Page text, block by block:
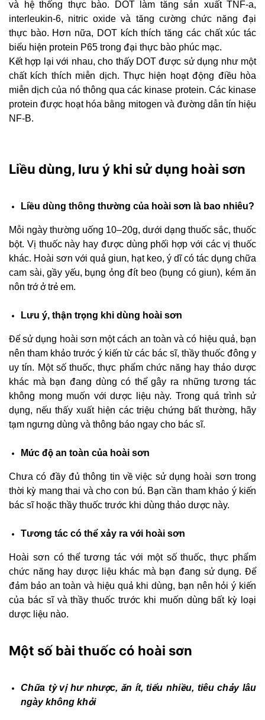
và hệ thống thực bào. DOT làm tăng sản xuất TNF-a,
interleukin-6, nitric oxide và tăng cường chức năng đại
thực bào. Hơn nữa, DOT kích thích tăng các chất xúc tác
biểu hiện protein P65 trong đại thực bào phúc mạc.
Kết hợp lại với nhau, cho thấy DOT được sử dụng như một
chất kích thích miễn dịch. Thực hiện hoạt động điều hòa
miễn dịch của nó thông qua các kinase protein. Các kinase
protein được hoạt hóa bằng mitogen và đường dẫn tín hiệu
NF-B.
Liều dùng, lưu ý khi sử dụng hoài sơn
Liều dùng thông thường của hoài sơn là bao nhiêu?
Mỗi ngày thường uống 10–20g, dưới dạng thuốc sắc, thuốc
bột. Vị thuốc này hay được dùng phối hợp với các vị thuốc
khác. Hoài sơn với quả giun, hạt keo, ý dĩ có tác dụng chữa
cam sài, gầy yếu, bụng ỏng đít beo (bụng có giun), kém ăn
nôn trớ ở trẻ em.
Lưu ý, thận trọng khi dùng hoài sơn
Để sử dụng hoài sơn một cách an toàn và có hiệu quả, bạn
nên tham khảo trước ý kiến từ các bác sĩ, thầy thuốc đông y
uy tín. Một số thuốc, thực phẩm chức năng hay thảo dược
khác mà bạn đang dùng có thể gây ra những tương tác
không mong muốn với dược liệu này. Trong quá trình sử
dụng, nếu thấy xuất hiện các triệu chứng bất thường, hãy
tạm ngưng dùng và thông báo ngay cho bác sĩ.
Mức độ an toàn của hoài sơn
Chưa có đầy đủ thông tin về việc sử dụng hoài sơn trong
thời kỳ mang thai và cho con bú. Bạn cần tham khảo ý kiến
bác sĩ hoặc thầy thuốc trước khi dùng thảo dược này.
Tương tác có thể xảy ra với hoài sơn
Hoài sơn có thể tương tác với một số thuốc, thực phẩm
chức năng hay dược liệu khác mà bạn đang sử dụng. Để
đảm bảo an toàn và hiệu quả khi dùng, bạn nên hỏi ý kiến
của bác sĩ và thầy thuốc trước khi muốn dùng bất kỳ loại
dược liệu nào.
Một số bài thuốc có hoài sơn
Chữa tỳ vị hư nhược, ăn ít, tiểu nhiều, tiêu chảy lâu
ngày không khỏi